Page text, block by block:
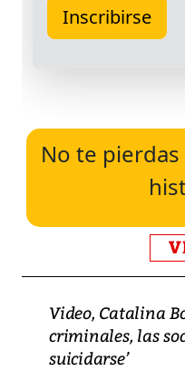
No te
Video, Catalina
criminales, las
suicidarse’